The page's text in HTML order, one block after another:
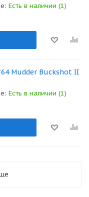
Есть в наличии (1)
Mudder Buckshot II
Есть в наличии (1)